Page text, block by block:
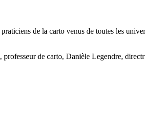
de la carto venus de toutes les
de carto, Danièle Legendre,